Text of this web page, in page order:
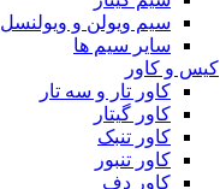
سیم ویولن و ویولنسل
سایر سیم ها
کیس و کاور
کاور تار و سه تار
کاور گیتار
کاور تنبک
کاور تنبور
کاور دف